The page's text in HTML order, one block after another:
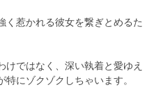
く惹かれる彼女を繋ぎとめるた
ではなく、深い執着と愛ゆえ
にゾクゾクしちゃいます。